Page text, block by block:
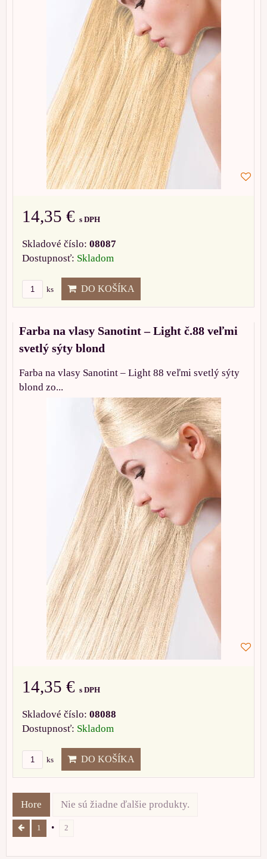
14,35 € s DPH
Skladové číslo: 08087
Dostupnosť: Skladom
ks DO KOŠÍKA
Farba na vlasy Sanotint – Light č.88 veľmi
svetlý sýty blond
Farba na vlasy Sanotint – Light 88 veľmi svetlý sýty
blond zo...
14,35 € s DPH
Skladové číslo: 08088
Dostupnosť: Skladom
ks DO KOŠÍKA
Hore Nie sú žiadne ďalšie produkty.
1 2